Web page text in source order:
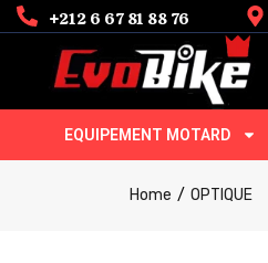
+212 6 67 81 88 76
EQUIPEMENT MOTARD
Home OPTIQUE